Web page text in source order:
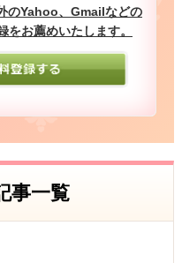
のYahoo、Gmailなどの
をお薦めいたします。
事一覧